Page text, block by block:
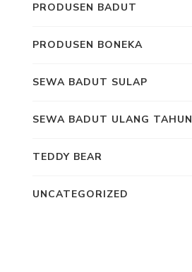
PRODUSEN BADUT
PRODUSEN BONEKA
SEWA BADUT SULAP
SEWA BADUT ULANG TAHUN
TEDDY BEAR
UNCATEGORIZED